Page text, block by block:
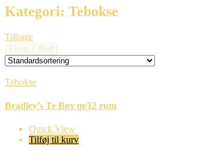
Kategori: Tebokse
Tilbage
Tebokse
Bradley’s Te Box m/12 rum
Quick View
Tilføj til kurv